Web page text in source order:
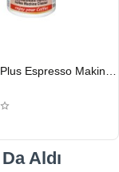
Aldı